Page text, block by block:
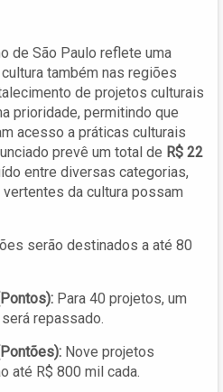
de São Paulo reflete uma
também nas regiões
de projetos culturais
prioridade, permitindo que
acesso a práticas culturais
prevê um total de R$ 22
entre diversas categorias,
da cultura possam
serão destinados a até 80
Para 40 projetos, um
repassado.
Nove projetos
até R$ 800 mil cada.